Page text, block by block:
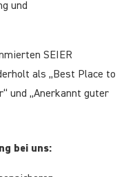
und
SEIER
als „Best Place to
und „Anerkannt guter
bei uns: